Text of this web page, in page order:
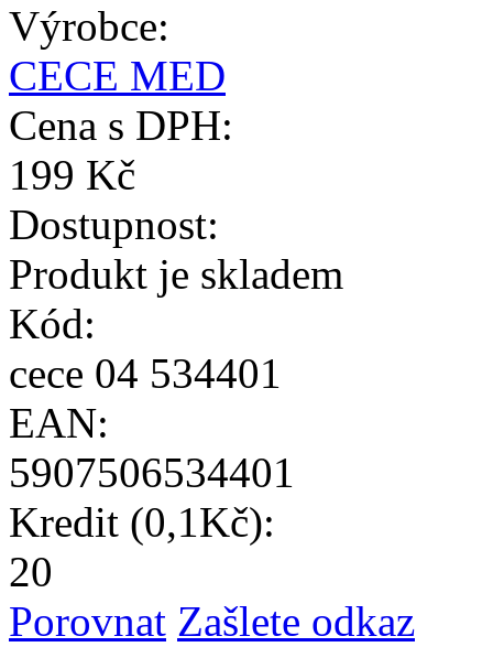
Výrobce:
CECE MED
Cena s DPH:
199 Kč
Dostupnost:
Produkt je skladem
Kód:
cece 04 534401
EAN:
5907506534401
Kredit (0,1Kč):
20
Porovnat Zašlete odkaz